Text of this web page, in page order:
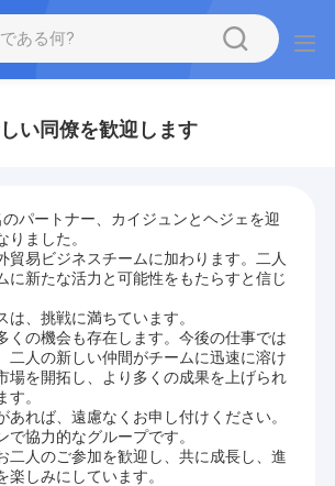
い同僚を歓迎します
パートナー、カイジュンとヘジェを迎
りました。
貿易ビジネスチームに加わります。二人
に新たな活力と可能性をもたらすと信じ
は、挑戦に満ちています。
くの機会も存在します。今後の仕事では
二人の新しい仲間がチームに迅速に溶け
場を開拓し、より多くの成果を上げられ
。
あれば、遠慮なくお申し付けください。
で協力的なグループです。
二人のご参加を歓迎し、共に成長し、進
楽しみにしています。